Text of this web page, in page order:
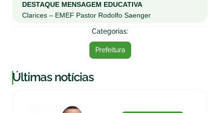
DESTAQUE MENSAGEM EDUCATIVA
Clarices – EMEF Pastor Rodolfo Saenger
Categorias:
Prefeitura
|Últimas notícias